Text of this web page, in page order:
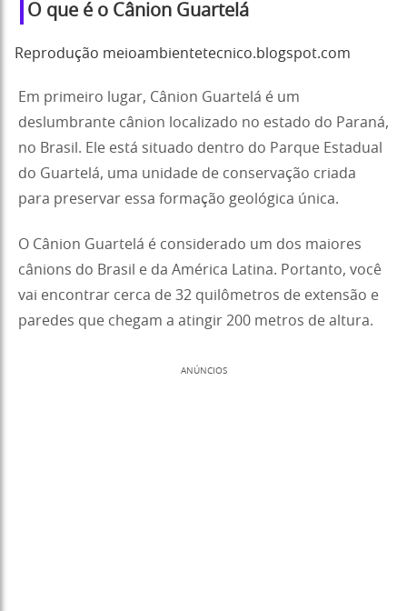
O que é o Cânion Guartelá
Reprodução meioambientetecnico.blogspot.com
Em primeiro lugar, Cânion Guartelá é um
deslumbrante cânion localizado no estado do Paraná,
no Brasil. Ele está situado dentro do Parque Estadual
do Guartelá, uma unidade de conservação criada
para preservar essa formação geológica única.
O Cânion Guartelá é considerado um dos maiores
cânions do Brasil e da América Latina. Portanto, você
vai encontrar cerca de 32 quilômetros de extensão e
paredes que chegam a atingir 200 metros de altura.
ANÚNCIOS